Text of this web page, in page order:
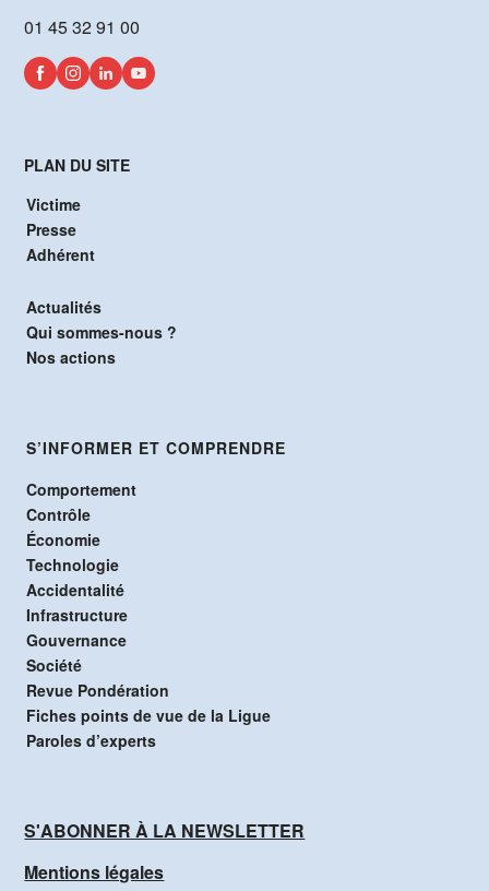
01 45 32 91 00
PLAN DU SITE
Victime
Presse
Adhérent
Actualités
Qui sommes-nous ?
Nos actions
S’INFORMER ET COMPRENDRE
Comportement
Contrôle
Économie
Technologie
Accidentalité
Infrastructure
Gouvernance
Société
Revue Pondération
Fiches points de vue de la Ligue
Paroles d’experts
S'ABONNER À LA NEWSLETTER
Mentions légales